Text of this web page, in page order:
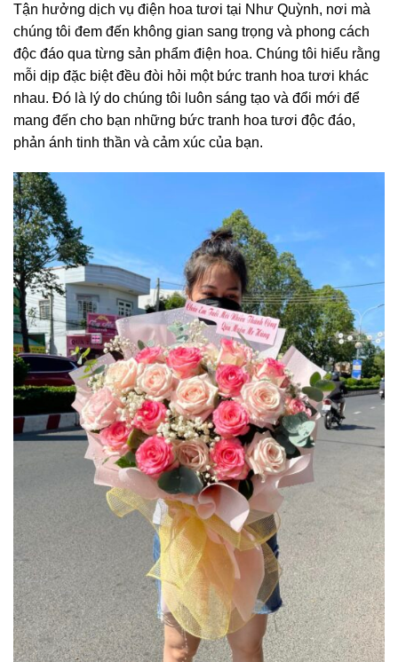
Tận hưởng dịch vụ điện hoa tươi tại Như Quỳnh, nơi mà
chúng tôi đem đến không gian sang trọng và phong cách
độc đáo qua từng sản phẩm điện hoa. Chúng tôi hiểu rằng
mỗi dịp đặc biệt đều đòi hỏi một bức tranh hoa tươi khác
nhau. Đó là lý do chúng tôi luôn sáng tạo và đổi mới để
mang đến cho bạn những bức tranh hoa tươi độc đáo,
phản ánh tinh thần và cảm xúc của bạn.